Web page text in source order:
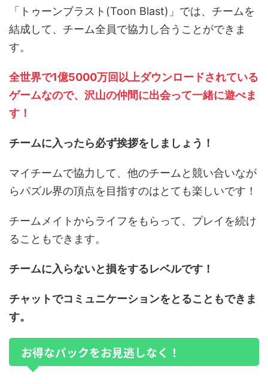
「トゥーンブラスト(Toon Blast)」では、チームを
結成して、チーム全員で協力し合うことができま
す。
全世界で1億5000万回以上ダウンロードされている
ゲームなので、沢山の仲間に出会って一緒に遊べま
す！
チームに入ったら必ず挨拶をしましょう！
マイチームで協力して、他のチームと競い合いなが
らパズル界の頂点を目指すのはとても楽しいです！
チームメイトからライフをもらって、プレイを続け
ることもできます。
チームに入らないと損をするレベルです！
チャットでコミュニケーションをとることもできま
す。
お得なパックをお見逃しなく！